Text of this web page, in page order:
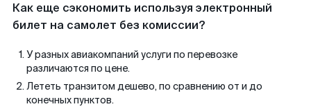
Как еще сэкономить используя электронный
билет на самолет без комиссии?
У разных авиакомпаний услуги по перевозке
различаются по цене.
Лететь транзитом дешево, по сравнению от и до
конечных пунктов.